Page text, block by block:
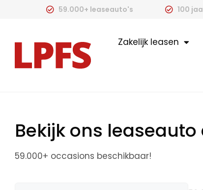
59.000+ leaseauto's 100
Zakelijk leasen
Bekijk ons
59.000+ occasions beschikbaar!